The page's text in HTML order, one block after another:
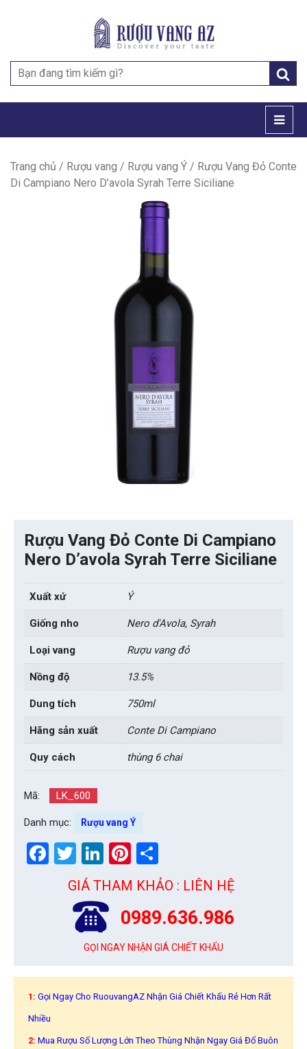
Search
for:
Trang chủ / Rượu vang / Rượu vang Ý / Rượu Vang Đỏ Conte
Di Campiano Nero D’avola Syrah Terre Siciliane
Rượu Vang Đỏ Conte Di Campiano
Nero D’avola Syrah Terre Siciliane
Xuất xứ Ý
Giống nho Nero d'Avola, Syrah
Loại vang Rượu vang đỏ
Nồng độ 13.5%
Dung tích 750ml
Hãng sản xuất Conte Di Campiano
Quy cách thùng 6 chai
Mã: LK_600
Danh mục: Rượu vang Ý
Facebook
Twitter
LinkedIn
Pinterest
GIÁ THAM KHẢO : LIÊN HỆ
0989.636.986
GỌI NGAY NHẬN GIÁ CHIẾT KHẤU
1: Gọi Ngay Cho RuouvangAZ Nhận Giá Chiết Khấu Rẻ Hơn Rất
Nhiều
2: Mua Rượu Số Lượng Lớn Theo Thùng Nhận Ngay Giá Đổ Buôn